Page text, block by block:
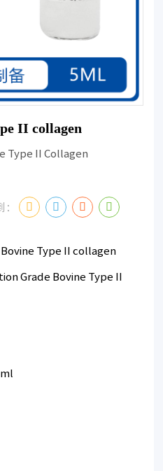
II collagen
Type II Collagen
：
Type II collagen
Grade Bovine Type II